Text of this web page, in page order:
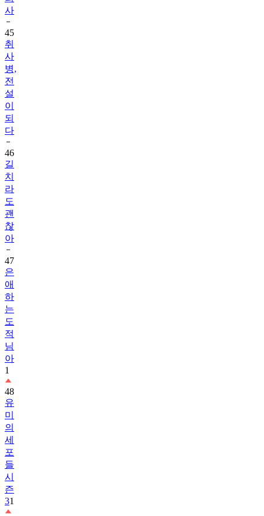
45
취
사
병,
전
설
이
되
다
46
길
치
라
도
괜
찮
아
47
은
애
하
는
도
적
님
아
1
48
유
미
의
세
포
들
시
즌
31
49
손